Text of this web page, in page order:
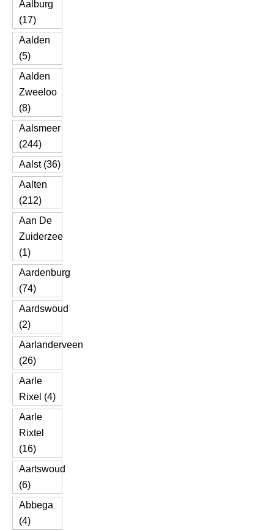
Aalburg
(17)
Aalden
(5)
Aalden
Zweeloo
(8)
Aalsmeer
(244)
Aalst (36)
Aalten
(212)
Aan De
Zuiderzee
(1)
Aardenburg
(74)
Aardswoud
(2)
Aarlanderveen
(26)
Aarle
Rixel (4)
Aarle
Rixtel
(16)
Aartswoud
(6)
Abbega
(4)